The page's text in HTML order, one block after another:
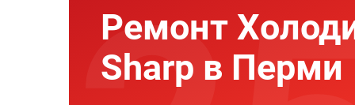
Ремонт
Sharp в Перми